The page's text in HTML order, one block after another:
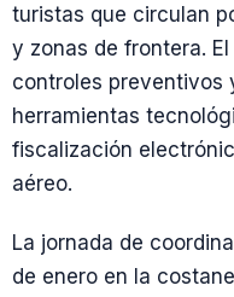
turistas que circulan
y zonas de frontera.
controles preventivos
herramientas
fiscalización
aéreo.
La jornada de
de enero en la